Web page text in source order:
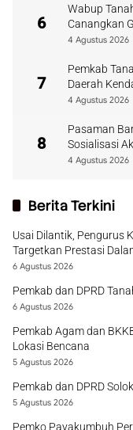
6
Wabup
Canangkan
4 Agustus 2026
7
Pemkab
Daerah
4 Agustus 2026
8
Pasaman
Sosialisasi
4 Agustus 2026
Berita Terkini
Usai Dilantik, Pengurus
Targetkan Prestasi
6 Agustus 2026
Pemkab dan DPRD
6 Agustus 2026
Pemkab Agam dan
Lokasi Bencana
5 Agustus 2026
Pemkab dan DPRD
5 Agustus 2026
Pemko Payakumbuh